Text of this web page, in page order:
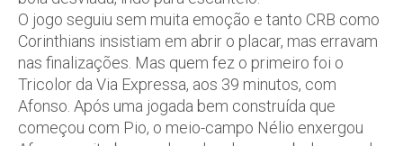
O jogo seguiu sem muita emoção e tanto CRB como
Corinthians insistiam em abrir o placar, mas erravam
nas finalizações. Mas quem fez o primeiro foi o
Tricolor da Via Expressa, aos 39 minutos, com
Afonso. Após uma jogada bem construída que
começou com Pio, o meio-campo Nélio enxergou